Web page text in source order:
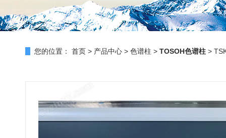
您的位置： 首页 > 产品中心 > 色谱柱 > TOSOH色谱柱 >